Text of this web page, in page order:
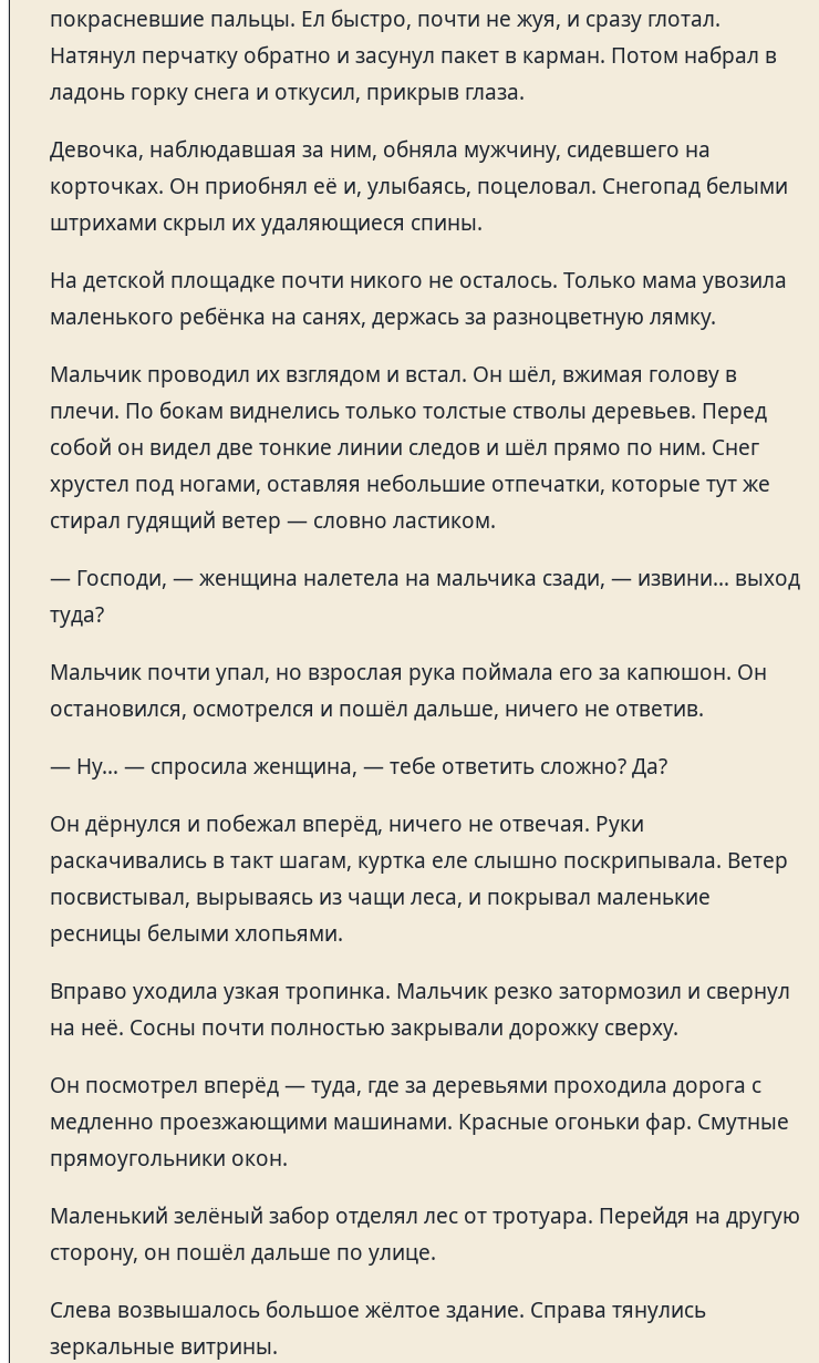
покрасневшие пальцы. Ел быстро, почти не жуя, и сразу глотал.
Натянул перчатку обратно и засунул пакет в карман. Потом набрал в
ладонь горку снега и откусил, прикрыв глаза.
Девочка, наблюдавшая за ним, обняла мужчину, сидевшего на
корточках. Он приобнял её и, улыбаясь, поцеловал. Снегопад белыми
штрихами скрыл их удаляющиеся спины.
На детской площадке почти никого не осталось. Только мама увозила
маленького ребёнка на санях, держась за разноцветную лямку.
Мальчик проводил их взглядом и встал. Он шёл, вжимая голову в
плечи. По бокам виднелись только толстые стволы деревьев. Перед
собой он видел две тонкие линии следов и шёл прямо по ним. Снег
хрустел под ногами, оставляя небольшие отпечатки, которые тут же
стирал гудящий ветер — словно ластиком.
— Господи, — женщина налетела на мальчика сзади, — извини… выход
туда?
Мальчик почти упал, но взрослая рука поймала его за капюшон. Он
остановился, осмотрелся и пошёл дальше, ничего не ответив.
— Ну… — спросила женщина, — тебе ответить сложно? Да?
Он дёрнулся и побежал вперёд, ничего не отвечая. Руки
раскачивались в такт шагам, куртка еле слышно поскрипывала. Ветер
посвистывал, вырываясь из чащи леса, и покрывал маленькие
ресницы белыми хлопьями.
Вправо уходила узкая тропинка. Мальчик резко затормозил и свернул
на неё. Сосны почти полностью закрывали дорожку сверху.
Он посмотрел вперёд — туда, где за деревьями проходила дорога с
медленно проезжающими машинами. Красные огоньки фар. Смутные
прямоугольники окон.
Маленький зелёный забор отделял лес от тротуара. Перейдя на другую
сторону, он пошёл дальше по улице.
Слева возвышалось большое жёлтое здание. Справа тянулись
зеркальные витрины.